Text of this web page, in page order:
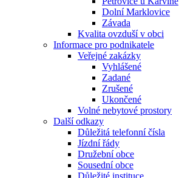
Dolní Marklovice
Závada
Kvalita ovzduší v obci
Informace pro podnikatele
Veřejné zakázky
Vyhlášené
Zadané
Zrušené
Ukončené
Volné nebytové prostory
Další odkazy
Důležitá telefonní čísla
Jízdní řády
Družební obce
Sousední obce
Důležité instituce